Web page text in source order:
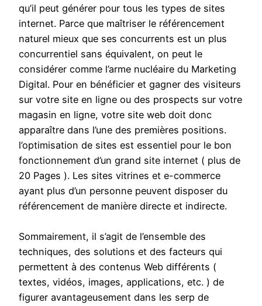
qu’il peut générer pour tous les types de sites
internet. Parce que maîtriser le référencement
naturel mieux que ses concurrents est un plus
concurrentiel sans équivalent, on peut le
considérer comme l’arme nucléaire du Marketing
Digital. Pour en bénéficier et gagner des visiteurs
sur votre site en ligne ou des prospects sur votre
magasin en ligne, votre site web doit donc
apparaître dans l’une des premières positions.
l’optimisation de sites est essentiel pour le bon
fonctionnement d’un grand site internet ( plus de
20 Pages ). Les sites vitrines et e-commerce
ayant plus d’un personne peuvent disposer du
référencement de manière directe et indirecte.
Sommairement, il s’agit de l’ensemble des
techniques, des solutions et des facteurs qui
permettent à des contenus Web différents (
textes, vidéos, images, applications, etc. ) de
figurer avantageusement dans les serp de